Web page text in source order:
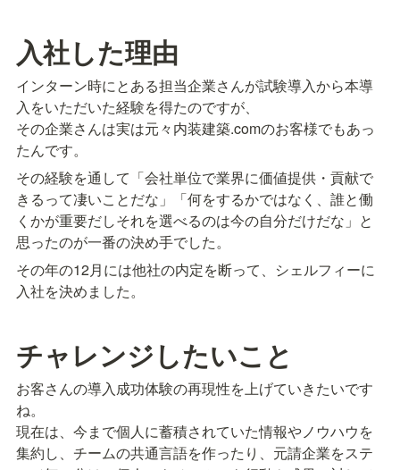
入社した理由
インターン時にとある担当企業さんが試験導入から本導
入をいただいた経験を得たのですが、
その企業さんは実は元々内装建築.comのお客様でもあっ
たんです。
その経験を通して「会社単位で業界に価値提供・貢献で
きるって凄いことだな」「何をするかではなく、誰と働
くかが重要だしそれを選べるのは今の自分だけだな」と
思ったのが一番の決め手でした。
その年の12月には他社の内定を断って、シェルフィーに
入社を決めました。
チャレンジしたいこと
お客さんの導入成功体験の再現性を上げていきたいです
ね。
現在は、今まで個人に蓄積されていた情報やノウハウを
集約し、チームの共通言語を作ったり、元請企業をステ